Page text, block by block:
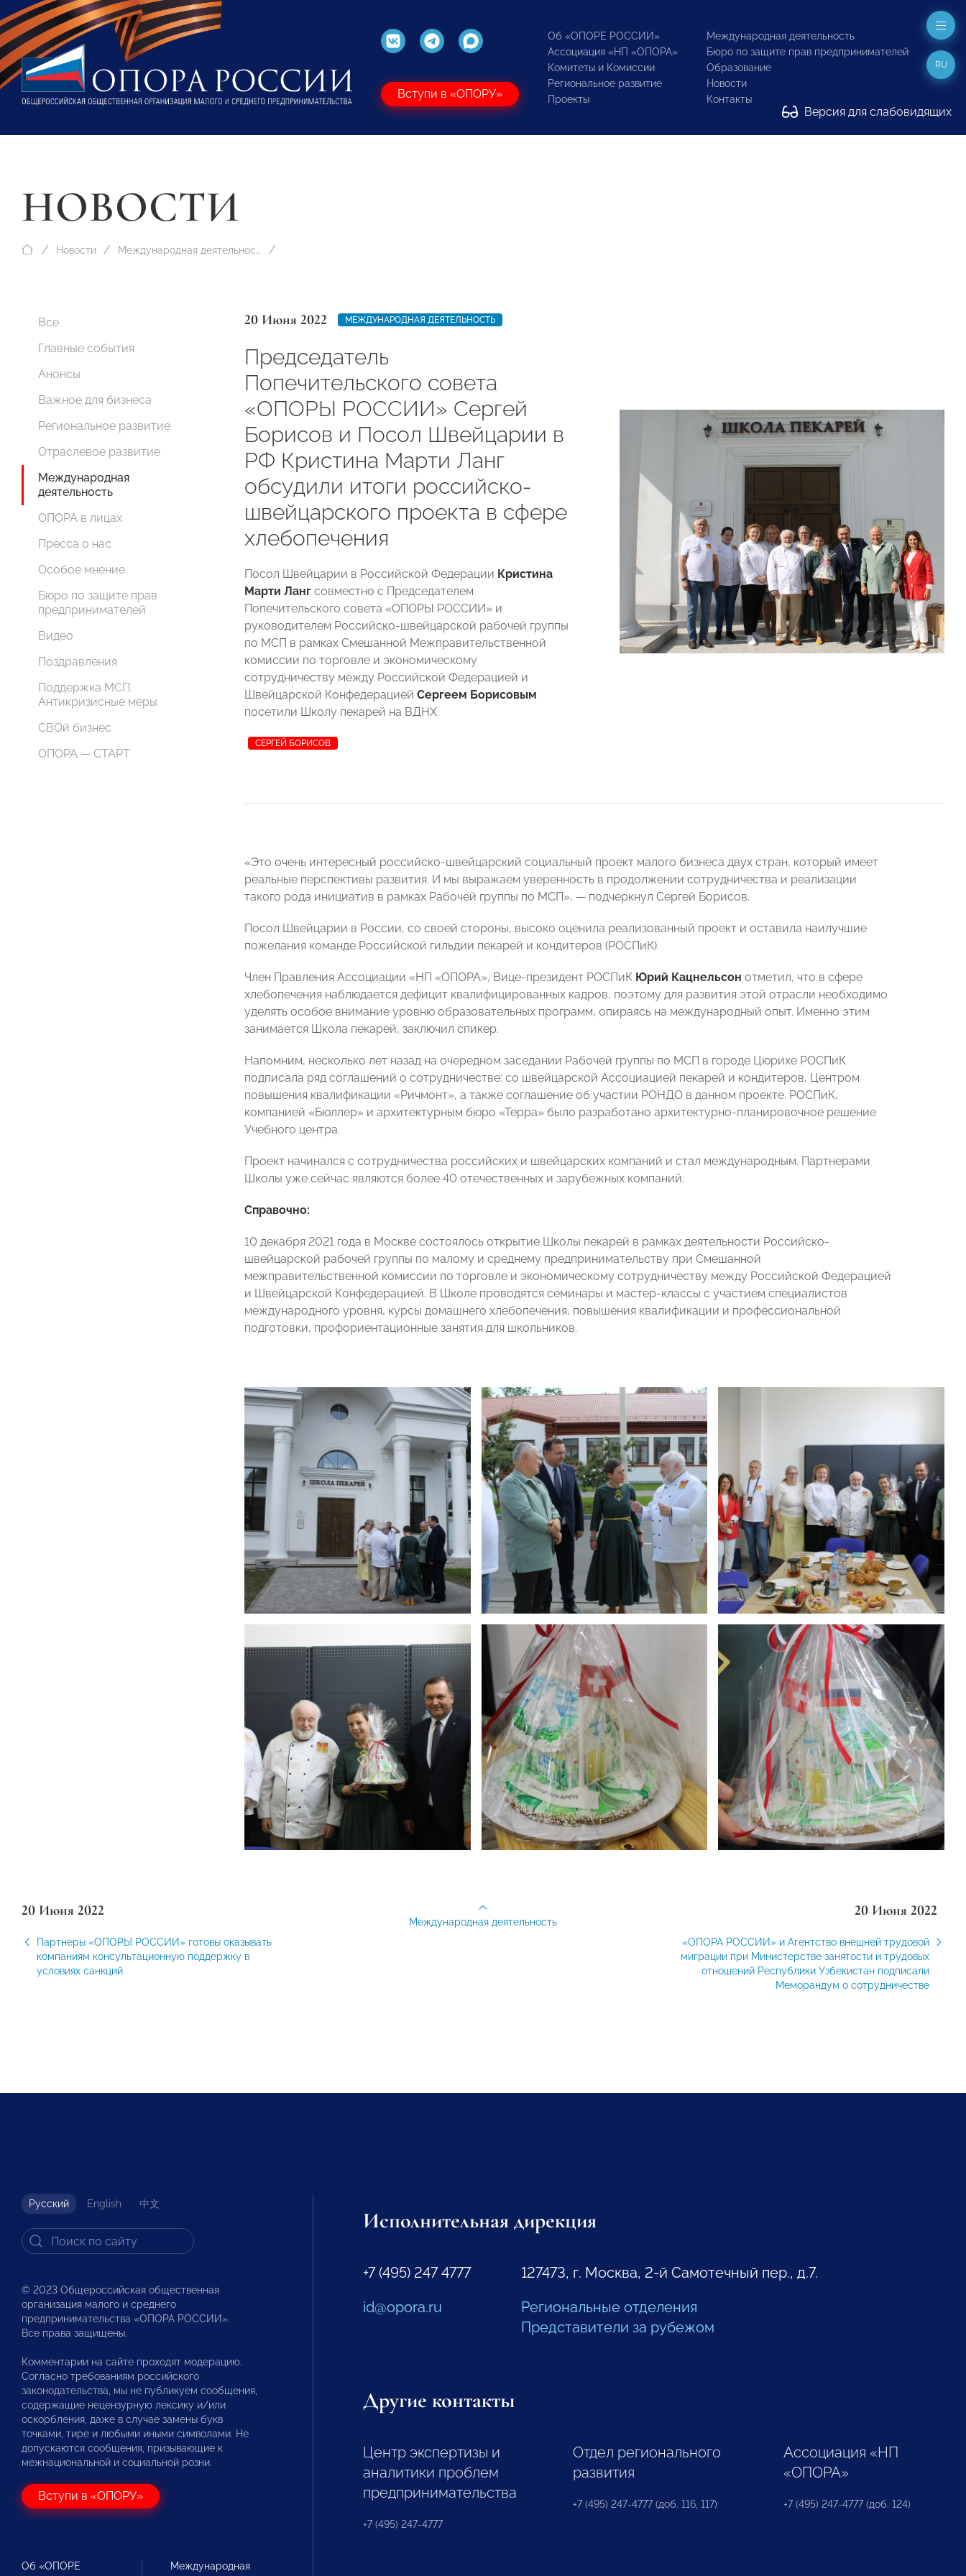
Вступи в «ОПОРУ»
Об «ОПОРЕ РОССИИ»
Ассоциация «НП «ОПОРА»
Комитеты и Комиссии
Региональное развитие
Проекты
Международная деятельность
Бюро по защите прав предпринимателей
Образование
Новости
Контакты
Версия для слабовидящих
RU
НОВОСТИ
Новости Международная деятельность
Все
Главные события
Анонсы
Важное для бизнеса
Региональное развитие
Отраслевое развитие
Международная
деятельность
ОПОРА в лицах
Пресса о нас
Особое мнение
Бюро по защите прав
предпринимателей
Видео
Поздравления
Поддержка МСП.
Антикризисные меры
СВОй бизнес
ОПОРА — СТАРТ
20 Июня 2022 МЕЖДУНАРОДНАЯ ДЕЯТЕЛЬНОСТЬ
Председатель
Попечительского совета
«ОПОРЫ РОССИИ» Сергей
Борисов и Посол Швейцарии в
РФ Кристина Марти Ланг
обсудили итоги российско-
швейцарского проекта в сфере
хлебопечения
Посол Швейцарии в Российской Федерации Кристина
Марти Ланг совместно с Председателем
Попечительского совета «ОПОРЫ РОССИИ» и
руководителем Российско-швейцарской рабочей группы
по МСП в рамках Смешанной Межправительственной
комиссии по торговле и экономическому
сотрудничеству между Российской Федерацией и
Швейцарской Конфедерацией Сергеем Борисовым
посетили Школу пекарей на ВДНХ.
СЕРГЕЙ БОРИСОВ
«Это очень интересный российско-швейцарский социальный проект малого бизнеса двух стран, который имеет
реальные перспективы развития. И мы выражаем уверенность в продолжении сотрудничества и реализации
такого рода инициатив в рамках Рабочей группы по МСП», — подчеркнул Сергей Борисов.
Посол Швейцарии в России, со своей стороны, высоко оценила реализованный проект и оставила наилучшие
пожелания команде Российской гильдии пекарей и кондитеров (РОСПиК).
Член Правления Ассоциации «НП «ОПОРА», Вице-президент РОСПиК Юрий Кацнельсон отметил, что в сфере
хлебопечения наблюдается дефицит квалифицированных кадров, поэтому для развития этой отрасли необходимо
уделять особое внимание уровню образовательных программ, опираясь на международный опыт. Именно этим
занимается Школа пекарей, заключил спикер.
Напомним, несколько лет назад на очередном заседании Рабочей группы по МСП в городе Цюрихе РОСПиК
подписала ряд соглашений о сотрудничестве: со швейцарской Ассоциацией пекарей и кондитеров, Центром
повышения квалификации «Ричмонт», а также соглашение об участии РОНДО в данном проекте. РОСПиК,
компанией «Бюллер» и архитектурным бюро «Терра» было разработано архитектурно-планировочное решение
Учебного центра.
Проект начинался с сотрудничества российских и швейцарских компаний и стал международным. Партнерами
Школы уже сейчас являются более 40 отечественных и зарубежных компаний.
Справочно:
10 декабря 2021 года в Москве состоялось открытие Школы пекарей в рамках деятельности Российско-
швейцарской рабочей группы по малому и среднему предпринимательству при Смешанной
межправительственной комиссии по торговле и экономическому сотрудничеству между Российской Федерацией
и Швейцарской Конфедерацией. В Школе проводятся семинары и мастер-классы с участием специалистов
международного уровня, курсы домашнего хлебопечения, повышения квалификации и профессиональной
подготовки, профориентационные занятия для школьников.
20 Июня 2022
Партнеры «ОПОРЫ РОССИИ» готовы оказывать
компаниям консультационную поддержку в
условиях санкций
20 Июня 2022
«ОПОРА РОССИИ» и Агентство внешней трудовой
миграции при Министерстве занятости и трудовых
отношений Республики Узбекистан подписали
Меморандум о сотрудничестве
Международная деятельность
Русский English 中文
© 2023 Общероссийская общественная
организация малого и среднего
предпринимательства «ОПОРА РОССИИ».
Все права защищены.
Комментарии на сайте проходят модерацию.
Согласно требованиям российского
законодательства, мы не публикуем сообщения,
содержащие нецензурную лексику и/или
оскорбления, даже в случае замены букв
точками, тире и любыми иными символами. Не
допускаются сообщения, призывающие к
межнациональной и социальной розни.
Вступи в «ОПОРУ»
Об «ОПОРЕ
Международная
Исполнительная дирекция
+7 (495) 247 4777
id@opora.ru
127473, г. Москва, 2-й Самотечный пер., д.7.
Региональные отделения
Представители за рубежом
Другие контакты
Центр экспертизы и
аналитики проблем
предпринимательства
+7 (495) 247-4777
Отдел регионального
развития
+7 (495) 247-4777 (доб. 116, 117)
Ассоциация «НП
«ОПОРА»
+7 (495) 247-4777 (доб. 124)